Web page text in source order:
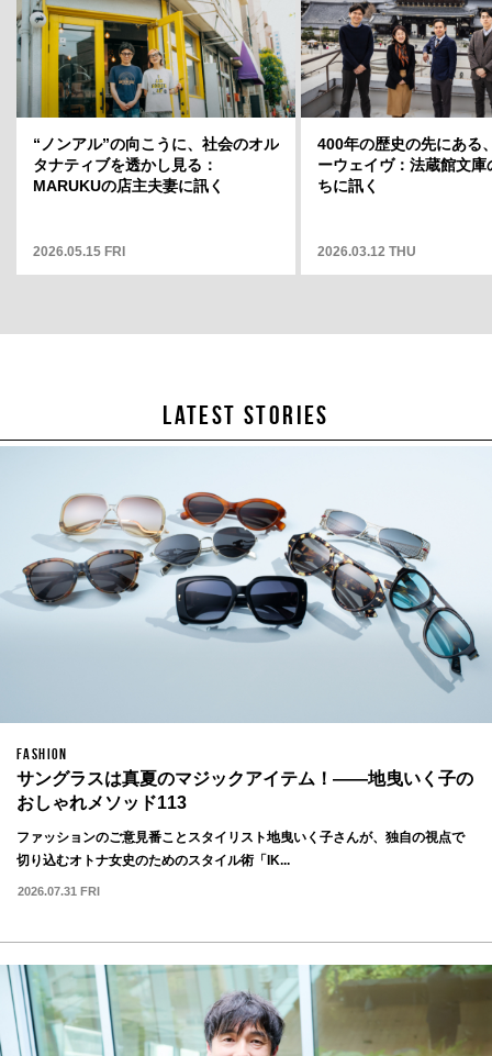
」店長・
ういう場
こから何
岡山天音に聞く、変容のスリルと変
わらない自分——連載「そこから何
が見えますか」12
2025.05.01 THU
“ノンアル”の向こうに、社会のオル
タナティブを透かし見る：
MARUKUの店主夫妻に訊く
2026.05.15 FRI
400年の歴史の先にある
ーウェイヴ：法蔵館文庫
ちに訊く
2026.03.12 THU
LATEST STORIES
FASHION
サングラスは真夏のマジックアイテム！——地曳いく子の
おしゃれメソッド113
ファッションのご意見番ことスタイリスト地曳いく子さんが、独自の視点で
切り込むオトナ女史のためのスタイル術「IK...
2026.07.31 FRI